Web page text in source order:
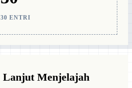
30 ENTRI
Lanjut Menjelajah